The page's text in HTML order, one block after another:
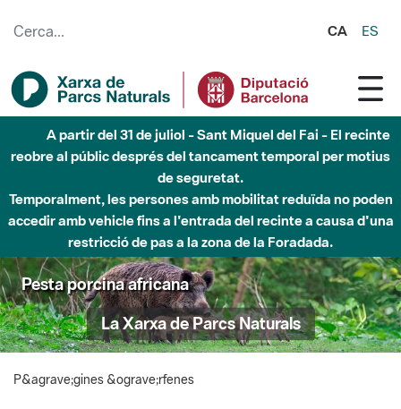
CA ES
A partir del 31 de juliol - Sant Miquel del Fai - El recinte
reobre al públic després del tancament temporal per motius
de seguretat.
Temporalment, les persones amb mobilitat reduïda no poden
accedir amb vehicle fins a l'entrada del recinte a causa d'una
restricció de pas a la zona de la Foradada.
Pesta porcina africana
La Xarxa de Parcs Naturals
P&agrave;gines &ograve;rfenes